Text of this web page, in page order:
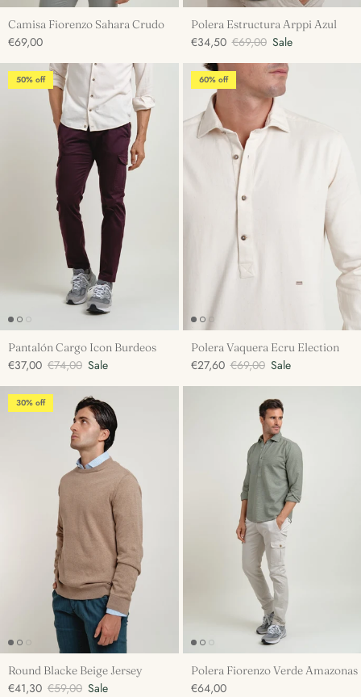
Camisa Fiorenzo Sahara Crudo
€69,00
Polera Estructura Arppi Azul
€34,50 €69,00 Sale
50% off
Pantalón Cargo Icon Burdeos
€37,00 €74,00 Sale
60% off
Polera Vaquera Ecru Election
€27,60 €69,00 Sale
30% off
Round Blacke Beige Jersey
€41,30 €59,00 Sale
Polera Fiorenzo Verde Amazonas
€64,00